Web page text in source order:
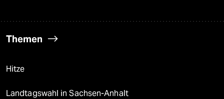
Themen
Hitze
Landtagswahl in Sachsen-Anhalt